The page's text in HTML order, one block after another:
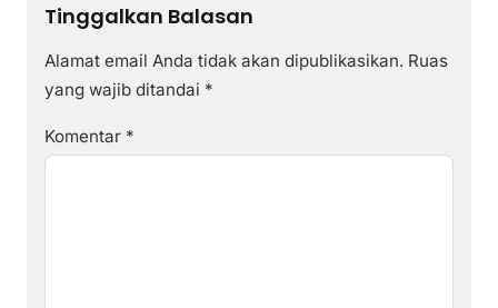
Tinggalkan Balasan
Alamat email Anda tidak akan dipublikasikan. Ruas
yang wajib ditandai *
Komentar *